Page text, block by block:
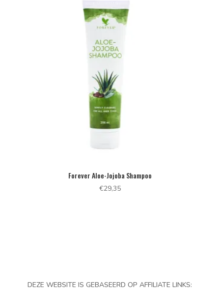
Forever Aloe-Jojoba Shampoo
€29,35
DEZE WEBSITE IS GEBASEERD OP AFFILIATE LINKS: